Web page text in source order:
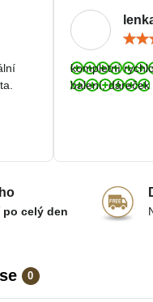
0
kompletní
balení, dáreček
celý den